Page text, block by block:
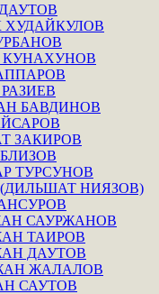
КУНАХУНОВ
БАВДИНОВ
ЗАКИРОВ
ТУРСУНОВ
НИЯЗОВ)
САУРЖАНОВ
ТАИРОВ
ДАУТОВ
ЖАЛАЛОВ
САУТОВ